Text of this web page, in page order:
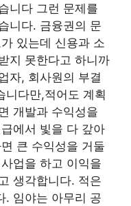
니다 그런 문제를
니다. 금융권의 문
있는데 신용과 소
지 못한다고 하니까
자, 회사원의 부결
니다만,적어도 계획
개발과 수익성을
에서 빛을 다 갚아
큰 수익성을 거둘
업을 하고 이익을
생각합니다. 적은
. 임야는 아무리 공